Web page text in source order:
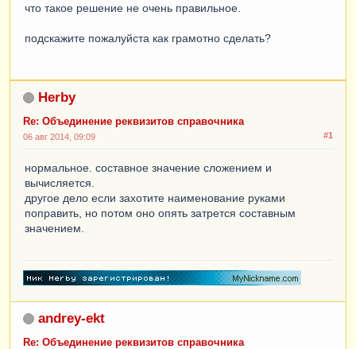
что такое решение не очень правильное.
подскажите пожалуйста как грамотно сделать?
Herby
Re: Объединение реквизитов справочника
#1
06 авг 2014, 09:09
нормальное. составное значение сложением и
вычисляется.
другое дело если захотите наименование руками
поправить, но потом оно опять затрется составным
значением.
andrey-ekt
Re: Объединение реквизитов справочника